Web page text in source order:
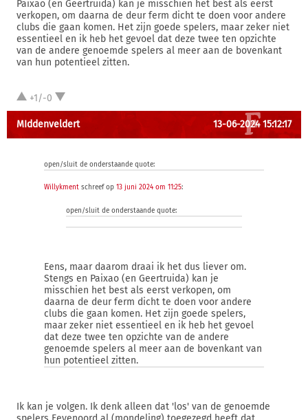
Paixao (en Geertruida) kan je misschien het best als eerst
verkopen, om daarna de deur ferm dicht te doen voor andere
clubs die gaan komen. Het zijn goede spelers, maar zeker niet
essentieel en ik heb het gevoel dat deze twee ten opzichte
van de andere genoemde spelers al meer aan de bovenkant
van hun potentieel zitten.
+1/-0
MIddenveldert 13-06-2024 15:12:17
open/sluit de onderstaande quote:
Willykment schreef op 13 juni 2024 om 11:25:
open/sluit de onderstaande quote:
Eens, maar daarom draai ik het dus liever om.
Stengs en Paixao (en Geertruida) kan je
misschien het best als eerst verkopen, om
daarna de deur ferm dicht te doen voor andere
clubs die gaan komen. Het zijn goede spelers,
maar zeker niet essentieel en ik heb het gevoel
dat deze twee ten opzichte van de andere
genoemde spelers al meer aan de bovenkant van
hun potentieel zitten.
Ik kan je volgen. Ik denk alleen dat 'los' van de genoemde